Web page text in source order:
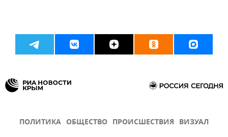
ПОЛИТИКА ОБЩЕСТВО ПРОИСШЕСТВИЯ ВИЗУАЛ